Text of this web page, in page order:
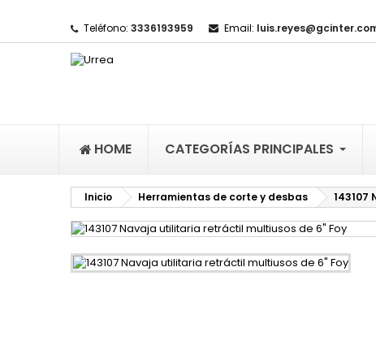
Teléfono: 3336193959 Email:
HOME CATEGORÍAS PRINCIPALES
Inicio Herramientas de corte y desbas
Mi